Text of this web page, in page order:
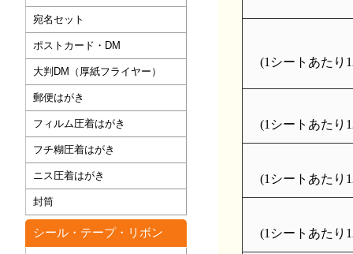
(1シートあたり
(1シートあたり
(1シートあたり
(1シートあたり
宛名セット
ポストカード・DM
大判DM（厚紙フライヤー）
郵便はがき
フィルム圧着はがき
フチ糊圧着はがき
ニス圧着はがき
封筒
シール・テープ・リボン